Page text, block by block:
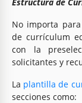
No importa
de currículum
con la
solicitantes y
La plantilla de
secciones como: